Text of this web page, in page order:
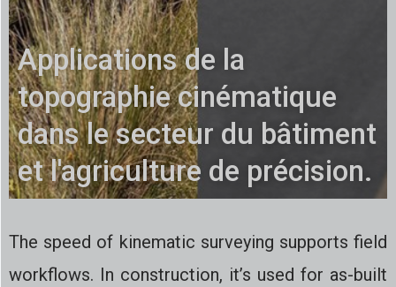
Applications de la
topographie cinématique
dans le secteur du bâtiment
et l'agriculture de précision.
The speed of kinematic surveying supports field
workflows. In construction, it’s used for as-built